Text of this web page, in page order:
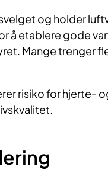
og holder
å etablere gode
Mange trenger
risiko for hjerte-